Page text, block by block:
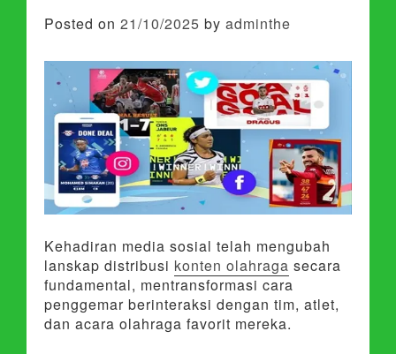
Posted on 21/10/2025 by adminthe
Kehadiran media sosial telah mengubah
lanskap distribusi konten olahraga secara
fundamental, mentransformasi cara
penggemar berinteraksi dengan tim, atlet,
dan acara olahraga favorit mereka.